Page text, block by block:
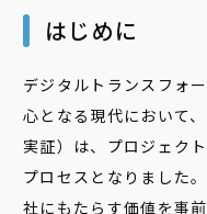
はじめに
デジタルトランスフォ
心となる現代におい
実証）は、プロジェク
プロセスとなりました
社にもたらす価値を事